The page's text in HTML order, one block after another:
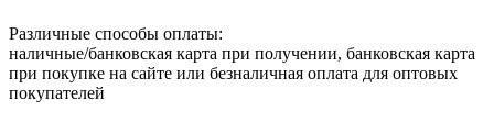
Различные способы оплаты:
наличные/банковская карта при получении, банковская карта
при покупке на сайте или безналичная оплата для оптовых
покупателей